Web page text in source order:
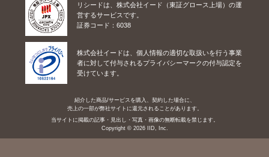
リシードは、株式会社イード（東証グロース上場）の運
営するサービスです。
証券コード：6038
株式会社イードは、個人情報の適切な取扱いを行う事業
者に対して付与されるプライバシーマークの付与認定を
受けています。
紹介した商品/サービスを購入、契約した場合に、
売上の一部が弊社サイトに還元されることがあります。
当サイトに掲載の記事・見出し・写真・画像の無断転載を禁じます。
Copyright © 2026 IID, Inc.